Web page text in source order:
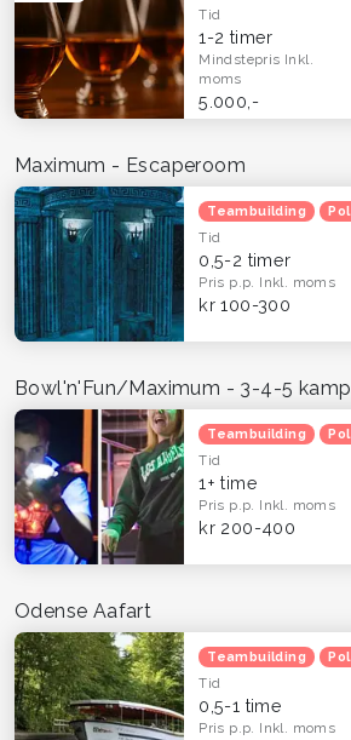
Tid
1-2 timer
Mindstepris Inkl.
moms
5.000,-
Maximum - Escaperoom
Teambuilding
Tid
0,5-2 timer
Pris p.p. Inkl. moms
kr 100-300
Bowl'n'Fun/Maximum - 3-4-5 kamp
Teambuilding
Tid
1+ time
Pris p.p. Inkl. moms
kr 200-400
Odense Aafart
Teambuilding
Tid
0,5-1 time
Pris p.p. Inkl. moms